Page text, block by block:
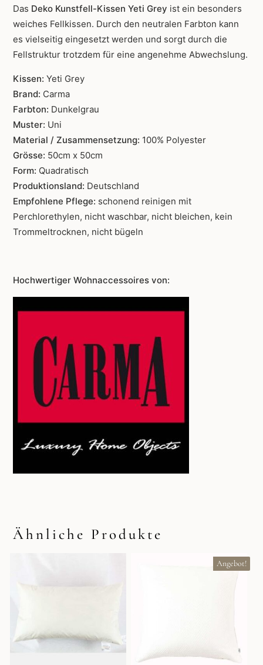
Das Deko Kunstfell-Kissen Yeti Grey ist ein besonders
weiches Fellkissen. Durch den neutralen Farbton kann
es vielseitig eingesetzt werden und sorgt durch die
Fellstruktur trotzdem für eine angenehme Abwechslung.
Kissen: Yeti Grey
Brand: Carma
Farbton: Dunkelgrau
Muster: Uni
Material / Zusammensetzung: 100% Polyester
Grösse: 50cm x 50cm
Form: Quadratisch
Produktionsland: Deutschland
Empfohlene Pflege: schonend reinigen mit
Perchlorethylen, nicht waschbar, nicht bleichen, kein
Trommeltrocknen, nicht bügeln
Hochwertiger Wohnaccessoires von:
Ähnliche Produkte
Angebot!